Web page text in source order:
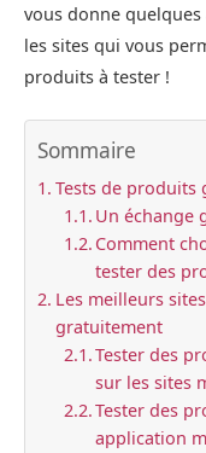
vous donne
les sites qui vous
produits à tester !
Sommaire
Tests de produits
Un échange
Comment
tester des
Les meilleurs
gratuitement
Tester des
sur les sites
Tester des
application